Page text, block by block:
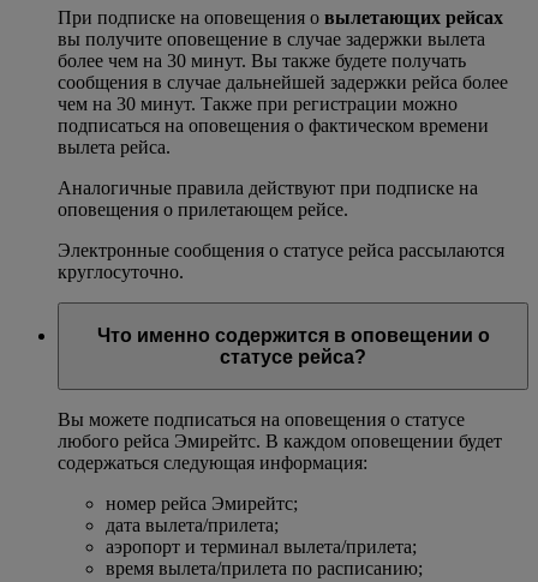
При подписке на оповещения о вылетающих рейсах
вы получите оповещение в случае задержки вылета
более чем на 30 минут. Вы также будете получать
сообщения в случае дальнейшей задержки рейса более
чем на 30 минут. Также при регистрации можно
подписаться на оповещения о фактическом времени
вылета рейса.
Аналогичные правила действуют при подписке на
оповещения о прилетающем рейсе.
Электронные сообщения о статусе рейса рассылаются
круглосуточно.
Что именно содержится в оповещении о
статусе рейса?
Вы можете подписаться на оповещения о статусе
любого рейса Эмирейтс. В каждом оповещении будет
содержаться следующая информация:
номер рейса Эмирейтс;
дата вылета/прилета;
аэропорт и терминал вылета/прилета;
время вылета/прилета по расписанию;